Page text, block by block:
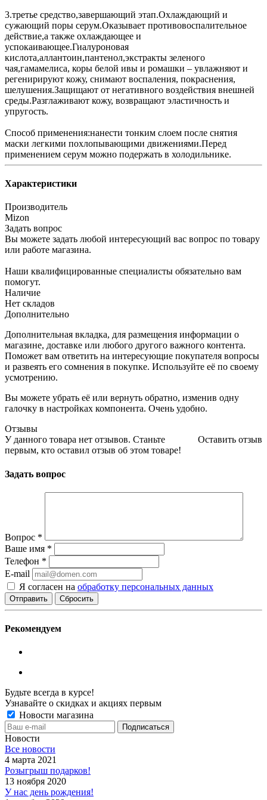
3.третье средство,завершающий этап.Охлаждающий и
сужающий поры серум.Оказывает противовоспалительное
действие,а также охлаждающее и
успокаивающее.Гиалуроновая
кислота,аллантоин,пантенол,экстракты зеленого
чая,гамамелиса, коры белой ивы и ромашки – увлажняют и
регенирируют кожу, снимают воспаления, покраснения,
шелушения.Защищают от негативного воздействия внешней
среды.Разглаживают кожу, возвращают эластичность и
упругость.
Способ применения:нанести тонким слоем после снятия
маски легкими похлопывающими движениями.Перед
применением серум можно подержать в холодильнике.
Характеристики
Производитель
Mizon
Задать вопрос
Вы можете задать любой интересующий вас вопрос по товару
или работе магазина.
Наши квалифицированные специалисты обязательно вам
помогут.
Наличие
Нет складов
Дополнительно
Дополнительная вкладка, для размещения информации о
магазине, доставке или любого другого важного контента.
Поможет вам ответить на интересующие покупателя вопросы
и развеять его сомнения в покупке. Используйте её по своему
усмотрению.
Вы можете убрать её или вернуть обратно, изменив одну
галочку в настройках компонента. Очень удобно.
Отзывы
Оставить отзыв
У данного товара нет отзывов. Станьте
первым, кто оставил отзыв об этом товаре!
Задать вопрос
Вопрос *
Ваше имя *
Телефон *
E-mail
Я согласен на обработку персональных данных
Сбросить
Рекомендуем
Будьте всегда в курсе!
Узнавайте о скидках и акциях первым
Новости магазина
Новости
Все новости
4 марта 2021
Розыгрыш подарков!
13 ноября 2020
У нас день рождения!